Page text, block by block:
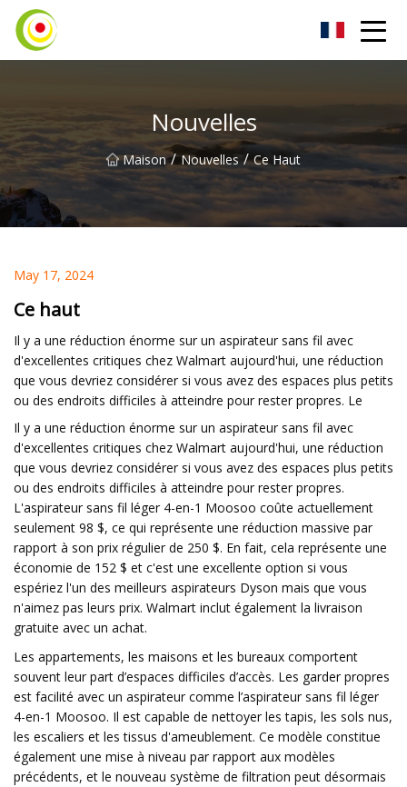
Nouvelles
Maison / Nouvelles / Ce Haut
May 17, 2024
Ce haut
Il y a une réduction énorme sur un aspirateur sans fil avec
d'excellentes critiques chez Walmart aujourd'hui, une réduction
que vous devriez considérer si vous avez des espaces plus petits
ou des endroits difficiles à atteindre pour rester propres. Le
Il y a une réduction énorme sur un aspirateur sans fil avec
d'excellentes critiques chez Walmart aujourd'hui, une réduction
que vous devriez considérer si vous avez des espaces plus petits
ou des endroits difficiles à atteindre pour rester propres.
L'aspirateur sans fil léger 4-en-1 Moosoo coûte actuellement
seulement 98 $, ce qui représente une réduction massive par
rapport à son prix régulier de 250 $. En fait, cela représente une
économie de 152 $ et c'est une excellente option si vous
espériez l'un des meilleurs aspirateurs Dyson mais que vous
n'aimez pas leurs prix. Walmart inclut également la livraison
gratuite avec un achat.
Les appartements, les maisons et les bureaux comportent
souvent leur part d’espaces difficiles d’accès. Les garder propres
est facilité avec un aspirateur comme l’aspirateur sans fil léger
4-en-1 Moosoo. Il est capable de nettoyer les tapis, les sols nus,
les escaliers et les tissus d'ameublement. Ce modèle constitue
également une mise à niveau par rapport aux modèles
précédents, et le nouveau système de filtration peut désormais